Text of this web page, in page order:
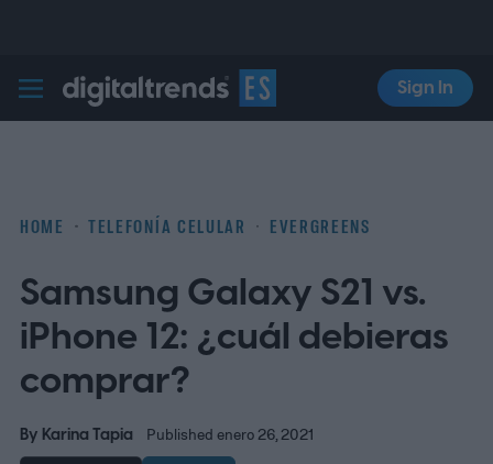
Digital Trends Español
Sign In
HOME TELEFONÍA CELULAR EVERGREENS
Samsung Galaxy S21 vs.
iPhone 12: ¿cuál debieras
comprar?
By Karina Tapia Published enero 26, 2021